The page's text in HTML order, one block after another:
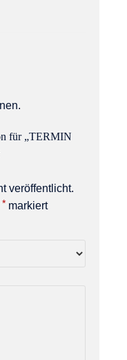
für „TERMIN
veröffentlicht.
* markiert